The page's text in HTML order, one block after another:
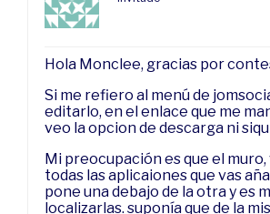
Hola Monclee, gracias por
Si me refiero al menú de
editarlo, en el enlace que me
veo la opcion de descarga ni
Mi preocupación es que el muro,
todas las aplicaiones que vas
pone una debajo de la otra y es
localizarlas. suponía que de la